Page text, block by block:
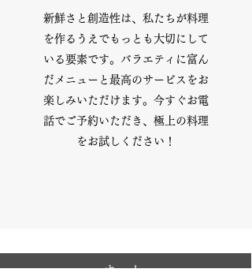
新鮮さと創造性は、私たちが料理
を作るうえでもっとも大切にして
いる要素です。バラエティに富ん
だメニューと最高のサービスをお
楽しみいただけます。今すぐお電
話でご予約いただき、極上の料理
をお試しください！
ホーム